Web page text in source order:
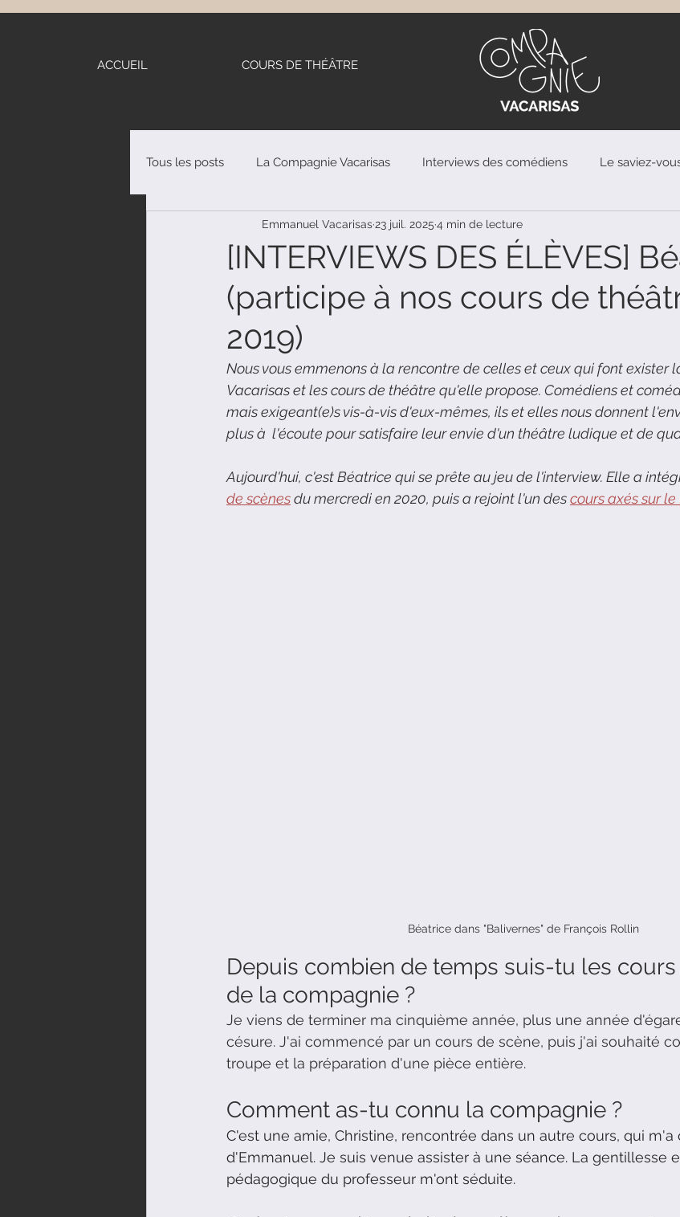
ACCUEIL COURS DE THÉÂTRE
Tous les posts La Compagnie Vacarisas Interviews des comédiens Le saviez-
Stages de théâtre Nos auteurs favoris Nos scènes coups de coeur
[INTERVIEWS DES ÉLÈVES]
(participe à nos cours de
2019)
Emmanuel Vacarisas23 juil. 2025 4 min de lecture
Nous vous emmenons à la rencontre de celles et ceux qui font exister
Vacarisas et les cours de théâtre qu'elle propose. Comédiens et
mais exigeant(e)s vis-à-vis d'eux-mêmes, ils et elles nous donnent
plus à  l'écoute pour satisfaire leur envie d'un théâtre ludique et de
Aujourd'hui, c'est Béatrice qui se prête au jeu de l'interview. Elle a
de scènes du mercredi en 2020, puis a rejoint l'un des cours axés sur
Béatrice dans "Balivernes" de François Rollin
Depuis combien de temps suis-tu les
de la compagnie ?
Je viens de terminer ma cinquième année, plus une année
césure. J'ai commencé par un cours de scène, puis j'ai souhaité
troupe et la préparation d'une pièce entière.
Comment as-tu connu la compagnie ?
C'est une amie, Christine, rencontrée dans un autre cours, qui
d'Emmanuel. Je suis venue assister à une séance. La gentillesse
pédagogique du professeur m'ont séduite.